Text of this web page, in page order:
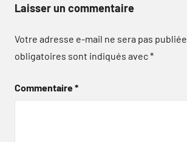
Laisser un commentaire
Votre adresse e-mail ne sera pas publiée.
obligatoires sont indiqués avec*
Commentaire*